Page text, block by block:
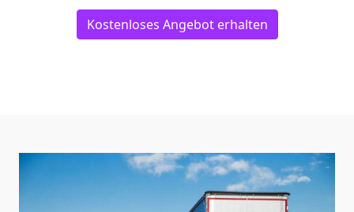
Kostenloses Angebot erhalten